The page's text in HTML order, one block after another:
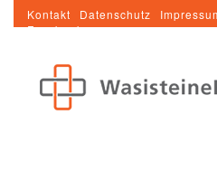
Kontakt Datenschutz
Facebook